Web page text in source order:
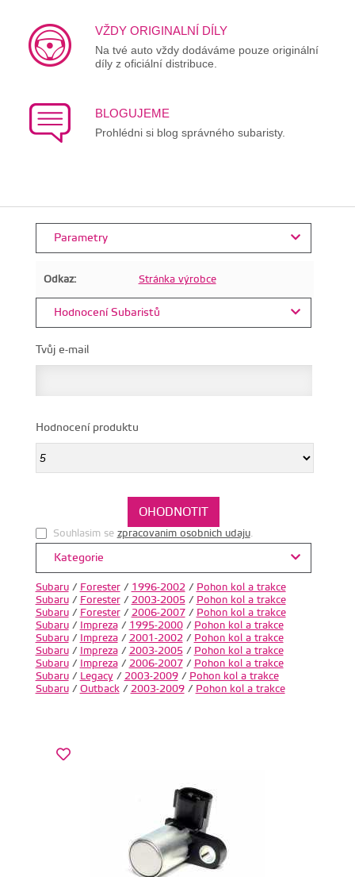
VŽDY ORIGINALNÍ DÍLY
Na tvé auto vždy dodáváme pouze originální
díly z oficiální distribuce.
BLOGUJEME
Prohlédni si blog správného subaristy.
Parametry
Odkaz: Stránka výrobce
Hodnocení Subaristů
Tvůj e-mail
Hodnocení produktu
Souhlasim se zpracovanim osobnich udaju.
Kategorie
Subaru/ Forester/ 1996-2002 / Pohon kol a trakce
Subaru/ Forester/ 2003-2005/ Pohon kol a trakce
Subaru/ Forester/ 2006-2007/ Pohon kol a trakce
Subaru/ Impreza/ 1995-2000/ Pohon kol a trakce
Subaru/ Impreza/ 2001-2002 / Pohon kol a trakce
Subaru/ Impreza/ 2003-2005/ Pohon kol a trakce
Subaru/ Impreza/ 2006-2007/ Pohon kol a trakce
Subaru/ Legacy/ 2003-2009/ Pohon kol a trakce
Subaru/ Outback/ 2003-2009/ Pohon kol a trakce